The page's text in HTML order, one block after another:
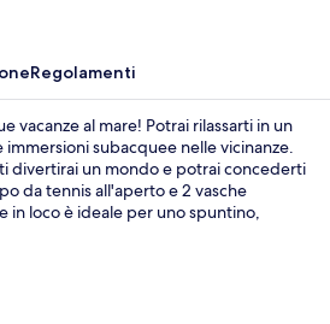
Regolamenti
vacanze al mare! Potrai rilassarti in un
subacquee nelle vicinanze.
divertirai un mondo e potrai concederti
da tennis all'aperto e 2 vasche
in loco è ideale per uno spuntino,
della struttura includono un bar a
bambini e uno snack bar.